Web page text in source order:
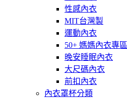
性感內衣
MIT台灣製
運動內衣
50+ 媽媽內衣專區
晚安睡眠內衣
大尺碼內衣
前扣內衣
內衣罩杯分類